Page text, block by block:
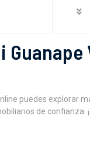
puedes explorar
de confianza.